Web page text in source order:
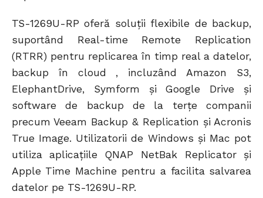
TS-1269U-RP oferă soluții flexibile de backup,
suportând Real-time Remote Replication
(RTRR) pentru replicarea în timp real a datelor,
backup în cloud , incluzând Amazon S3,
ElephantDrive, Symform și Google Drive și
software de backup de la terțe companii
precum Veeam Backup & Replication și Acronis
True Image. Utilizatorii de Windows și Mac pot
utiliza aplicațiile QNAP NetBak Replicator și
Apple Time Machine pentru a facilita salvarea
datelor pe TS-1269U-RP.